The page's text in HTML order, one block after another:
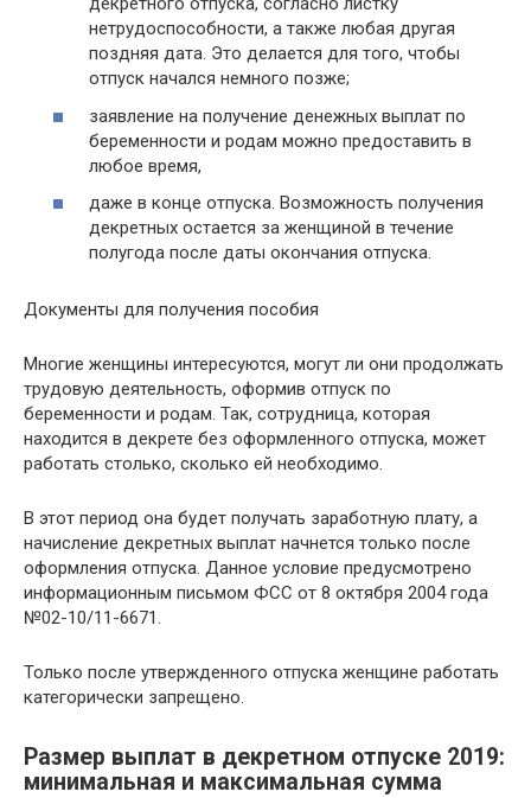
нетрудоспособности, а также любая другая
поздняя дата. Это делается для того, чтобы
отпуск начался немного позже;
заявление на получение денежных выплат по
беременности и родам можно предоставить в
любое время,
даже в конце отпуска. Возможность получения
декретных остается за женщиной в течение
полугода после даты окончания отпуска.
Документы для получения пособия
Многие женщины интересуются, могут ли они продолжать
трудовую деятельность, оформив отпуск по
беременности и родам. Так, сотрудница, которая
находится в декрете без оформленного отпуска, может
работать столько, сколько ей необходимо.
В этот период она будет получать заработную плату, а
начисление декретных выплат начнется только после
оформления отпуска. Данное условие предусмотрено
информационным письмом ФСС от 8 октября 2004 года
№02-10/11-6671.
Только после утвержденного отпуска женщине работать
категорически запрещено.
Размер выплат в декретном отпуске 2019:
минимальная и максимальная сумма